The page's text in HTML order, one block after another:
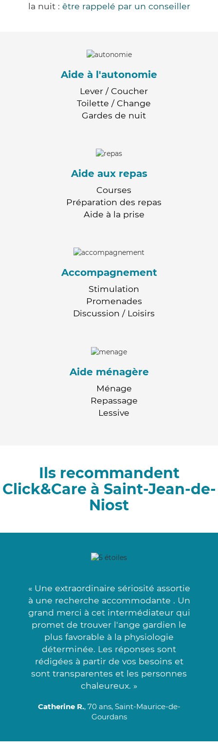
la nuit : être rappelé par un conseiller
Aide à l'autonomie
Lever / Coucher
Toilette / Change
Gardes de nuit
Aide aux repas
Courses
Préparation des repas
Aide à la prise
Accompagnement
Stimulation
Promenades
Discussion / Loisirs
Aide ménagère
Ménage
Repassage
Lessive
Ils recommandent
Click&Care à Saint-Jean-de-
Niost
« Une extraordinaire sériosité assortie
à une recherche accommodante . Un
grand merci à cet intermédiateur qui
promet de trouver l'ange gardien le
plus favorable à la physiologie
déterminée. Les réponses sont
rédigées à partir de vos besoins et
sont transparentes et les personnes
chaleureux. »
Catherine R., 70 ans, Saint-Maurice-de-
Gourdans